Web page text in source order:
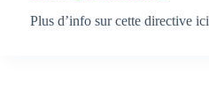
Plus d’info sur cette directive ici